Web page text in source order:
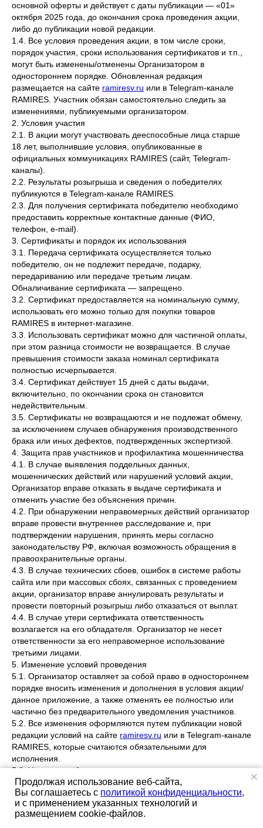
основной оферты и действует с даты публикации — «01»
октября 2025 года, до окончания срока проведения акции,
либо до публикации новой редакции.
1.4. Все условия проведения акции, в том числе сроки,
порядок участия, сроки использования сертификатов и т.п.,
могут быть изменены/отменены Организатором в
одностороннем порядке. Обновленная редакция
размещается на сайте ramiresv.ru или в Telegram-канале
RAMIRES. Участник обязан самостоятельно следить за
изменениями, публикуемыми организатором.
2. Условия участия
2.1. В акции могут участвовать дееспособные лица старше
18 лет, выполнившие условия, опубликованные в
официальных коммуникациях RAMIRES (сайт, Telegram-
каналы).
2.2. Результаты розыгрыша и сведения о победителях
публикуются в Telegram-канале RAMIRES.
2.3. Для получения сертификата победителю необходимо
предоставить корректные контактные данные (ФИО,
телефон, e-mail).
3. Сертификаты и порядок их использования
3.1. Передача сертификата осуществляется только
победителю, он не подлежит передаче, подарку,
передариванию или передаче третьим лицам.
Обналичивание сертификата — запрещено.
3.2. Сертификат предоставляется на номинальную сумму,
использовать его можно только для покупки товаров
RAMIRES в интернет-магазине.
3.3. Использовать сертификат можно для частичной оплаты,
при этом разница стоимости не возвращается. В случае
превышения стоимости заказа номинал сертификата
полностью исчерпывается.
3.4. Сертификат действует 15 дней с даты выдачи,
включительно, по окончании срока он становится
недействительным.
3.5. Сертификаты не возвращаются и не подлежат обмену,
за исключением случаев обнаружения производственного
брака или иных дефектов, подтвержденных экспертизой.
4. Защита прав участников и профилактика мошенничества
4.1. В случае выявления поддельных данных,
мошеннических действий или нарушений условий акции,
Организатор вправе отказать в выдаче сертификата и
отменить участие без объяснения причин.
4.2. При обнаружении неправомерных действий организатор
вправе провести внутреннее расследование и, при
подтверждении нарушения, принять меры согласно
законодательству РФ, включая возможность обращения в
правоохранительные органы.
4.3. В случае технических сбоев, ошибок в системе работы
сайта или при массовых сбоях, связанных с проведением
акции, организатор вправе аннулировать результаты и
провести повторный розыгрыш либо отказаться от выплат.
4.4. В случае утери сертификата ответственность
возлагается на его обладателя. Организатор не несет
ответственности за его неправомерное использование
третьими лицами.
5. Изменение условий проведения
5.1. Организатор оставляет за собой право в одностороннем
порядке вносить изменения и дополнения в условия акции/
данное приложение, а также отменять ее полностью или
частично без предварительного уведомления участников.
5.2. Все изменения оформляются путем публикации новой
редакции условий на сайте ramiresv.ru или в Telegram-канале
RAMIRES, которые считаются обязательными для
исполнения.
5.3. Участники обязаны самостоятельно отслеживать
актуальную редакцию условий.
6. Ответственность сторон
6.1. За несоблюдение условий акции и нарушение
настоящего приложения участники несут ответственность в
Продолжая использование веб-сайта,
Вы соглашаетесь с политикой конфиденциальности,
и с применением указанных технологий и
размещением cookie-файлов.